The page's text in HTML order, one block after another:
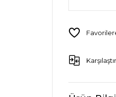
Karşılaştır